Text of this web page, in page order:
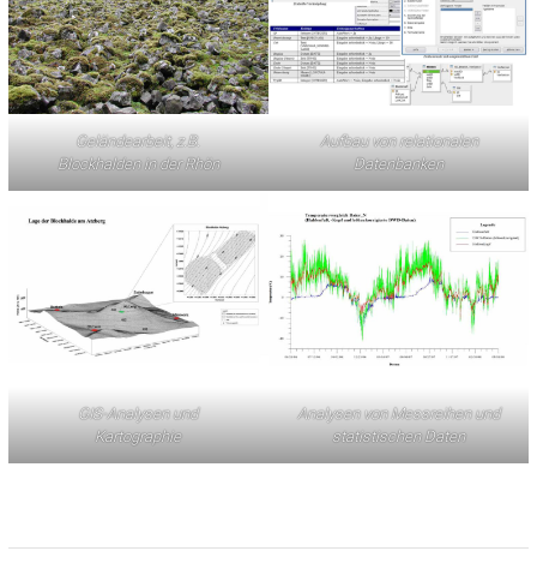
Geländearbeit, z.B.
Blockhalden in der Rhön
Aufbau von relationalen
Datenbanken
GIS-Analysen und
Kartographie
Analysen von Messreihen und
statistischen Daten